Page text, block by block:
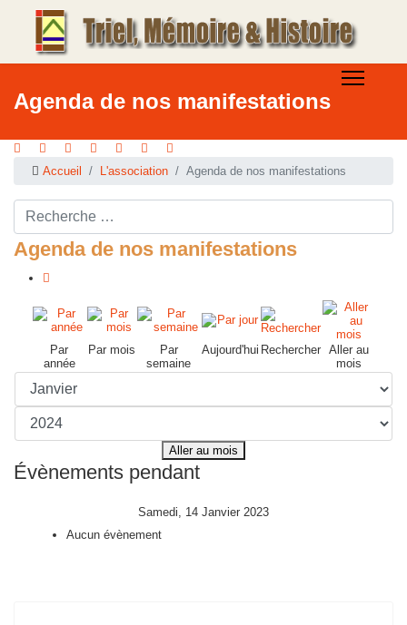
Agenda de nos manifestations
Accueil L'association Agenda de nos manifestations
Rechercher ...
Agenda de nos manifestations
Par
année
Par mois
Par
semaine
Aujourd'hui Rechercher Aller au
mois
Aller au mois
Évènements pendant
Samedi, 14 Janvier 2023
Aucun évènement